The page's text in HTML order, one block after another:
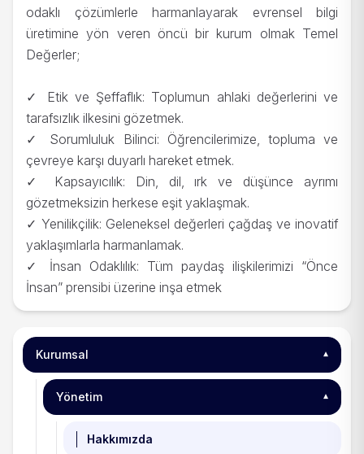
Kurumsal ▾
Yönetim ▾
Hakkımızda
odaklı çözümlerle harmanlayarak evrensel bilgi
üretimine yön veren öncü bir kurum olmak Temel
Değerler;
✓ Etik ve Şeffaflık: Toplumun ahlaki değerlerini ve
tarafsızlık ilkesini gözetmek.
✓ Sorumluluk Bilinci: Öğrencilerimize, topluma ve
çevreye karşı duyarlı hareket etmek.
✓ Kapsayıcılık: Din, dil, ırk ve düşünce ayrımı
gözetmeksizin herkese eşit yaklaşmak.
✓ Yenilikçilik: Geleneksel değerleri çağdaş ve inovatif
yaklaşımlarla harmanlamak.
✓ İnsan Odaklılık: Tüm paydaş ilişkilerimizi “Önce
İnsan” prensibi üzerine inşa etmek